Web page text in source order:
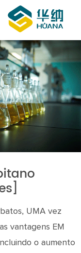
UMA vez
vantagens EM
o aumento